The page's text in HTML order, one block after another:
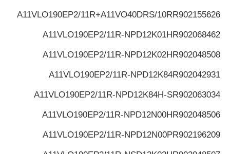
R902155626
A11VLO190EP2/11R+A11VO40DRS/10R
R902068462
A11VLO190EP2/11R-NPD12K01H
R902048508
A11VLO190EP2/11R-NPD12K02H
R902042931
A11VLO190EP2/11R-NPD12K84
R902063034
A11VLO190EP2/11R-NPD12K84H-S
R902048506
A11VLO190EP2/11R-NPD12N00H
R902196209
A11VLO190EP2/11R-NPD12N00P